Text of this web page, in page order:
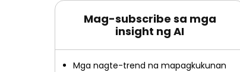
Mag-subscribe sa mga
insight ng AI
Mga nagte-trend na mapagkukunan